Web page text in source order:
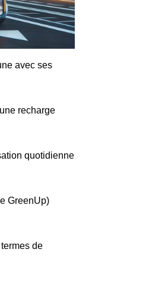
avec ses
recharge
quotidienne
GreenUp)
de